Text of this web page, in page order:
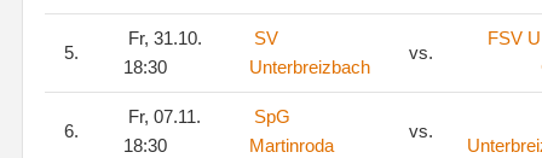
5.
Fr, 31.10.
18:30
SV
Unterbreizbach
vs.
FSV
6.
Fr, 07.11.
18:30
SpG
Martinroda
vs.